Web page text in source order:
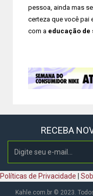
pessoa, ainda mas
certeza que você pai
com a educação de
RECEBA
Políticas de Privacidade
Kahle.com.br © 2023.